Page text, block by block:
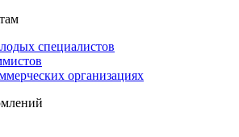
специалистов
организациях